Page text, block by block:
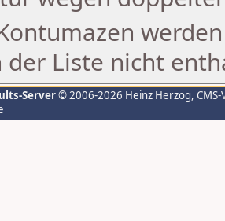
der Liste nicht
Server© 2006-2026 Heinz Herzog,